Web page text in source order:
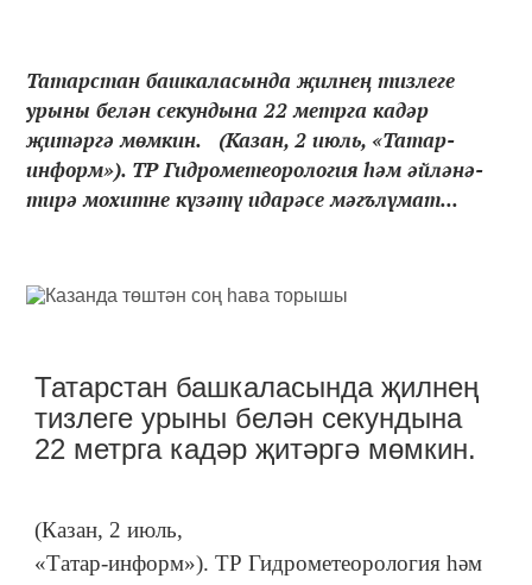
Татарстан башкаласында җилнең тизлеге
урыны белән секундына 22 метрга кадәр
җитәргә мөмкин. (Казан, 2 июль, «Татар-
информ»). ТР Гидрометеорология һәм әйләнә-
тирә мохитне күзәтү идарәсе мәгълүмат...
Татарстан башкаласында җилнең
тизлеге урыны белән секундына
22 метрга кадәр җитәргә мөмкин.
(Казан, 2 июль,
«Татар-информ»). ТР Гидрометеорология һәм